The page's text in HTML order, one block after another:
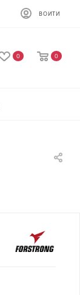
ВОЙТИ
0 0